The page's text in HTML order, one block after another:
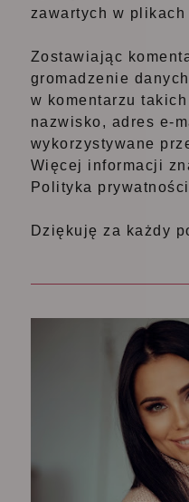
zawartych w plikach
Zostawiając
gromadzenie
w komentarzu
nazwisko, adres e-
wykorzystywane
Więcej informacji
Polityka prywatności
Dziękuję za każdy